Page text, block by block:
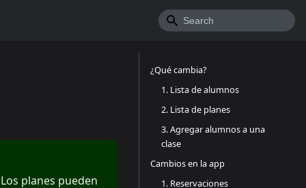
planes pueden
¿Qué cambia?
1. Lista de alumnos
2. Lista de planes
3. Agregar alumnos a una
clase
Cambios en la app
1. Reservaciones